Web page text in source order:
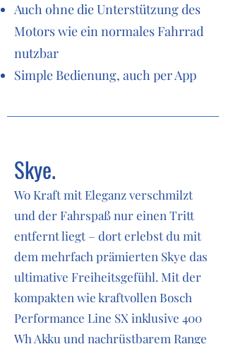
Auch ohne die Unterstützung des
Motors wie ein normales Fahrrad
nutzbar
Simple Bedienung, auch per App
Skye.
Wo Kraft mit Eleganz verschmilzt
und der Fahrspaß nur einen Tritt
entfernt liegt – dort erlebst du mit
dem mehrfach prämierten Skye das
ultimative Freiheitsgefühl. Mit der
kompakten wie kraftvollen Bosch
Performance Line SX inklusive 400
Wh Akku und nachrüstbarem Range